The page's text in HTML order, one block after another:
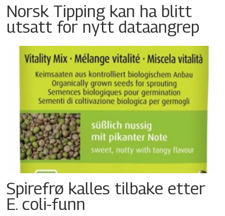
Norsk Tipping kan ha blitt
utsatt for nytt dataangrep
Spirefrø kalles tilbake etter
E. coli-funn